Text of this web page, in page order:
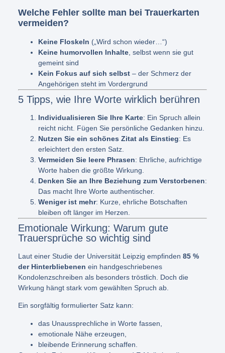
Welche Fehler sollte man bei Trauerkarten
vermeiden?
Keine Floskeln („Wird schon wieder…“)
Keine humorvollen Inhalte, selbst wenn sie gut
gemeint sind
Kein Fokus auf sich selbst– der Schmerz der
Angehörigen steht im Vordergrund
5 Tipps, wie Ihre Worte wirklich berühren
Individualisieren Sie Ihre Karte: Ein Spruch allein
reicht nicht. Fügen Sie persönliche Gedanken hinzu.
Nutzen Sie ein schönes Zitat als Einstieg: Es
erleichtert den ersten Satz.
Vermeiden Sie leere Phrasen: Ehrliche, aufrichtige
Worte haben die größte Wirkung.
Denken Sie an Ihre Beziehung zum Verstorbenen:
Das macht Ihre Worte authentischer.
Weniger ist mehr: Kurze, ehrliche Botschaften
bleiben oft länger im Herzen.
Emotionale Wirkung: Warum gute
Trauersprüche so wichtig sind
Laut einer Studie der Universität Leipzig empfinden 85 %
der Hinterbliebenen ein handgeschriebenes
Kondolenzschreiben als besonders tröstlich. Doch die
Wirkung hängt stark vom gewählten Spruch ab.
Ein sorgfältig formulierter Satz kann:
das Unaussprechliche in Worte fassen,
emotionale Nähe erzeugen,
bleibende Erinnerung schaffen.